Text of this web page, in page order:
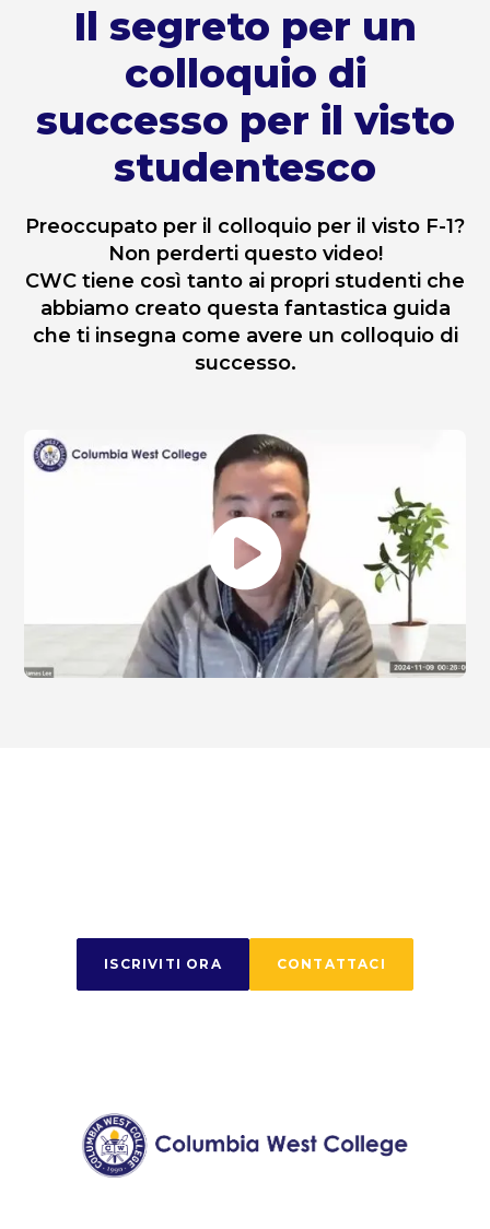
Il segreto per un
colloquio di
successo per il visto
studentesco
Preoccupato per il colloquio per il visto F-1?
Non perderti questo video!
CWC tiene così tanto ai propri studenti che
abbiamo creato questa fantastica guida
che ti insegna come avere un colloquio di
successo.
ISCRIVITI ORA CONTATTACI